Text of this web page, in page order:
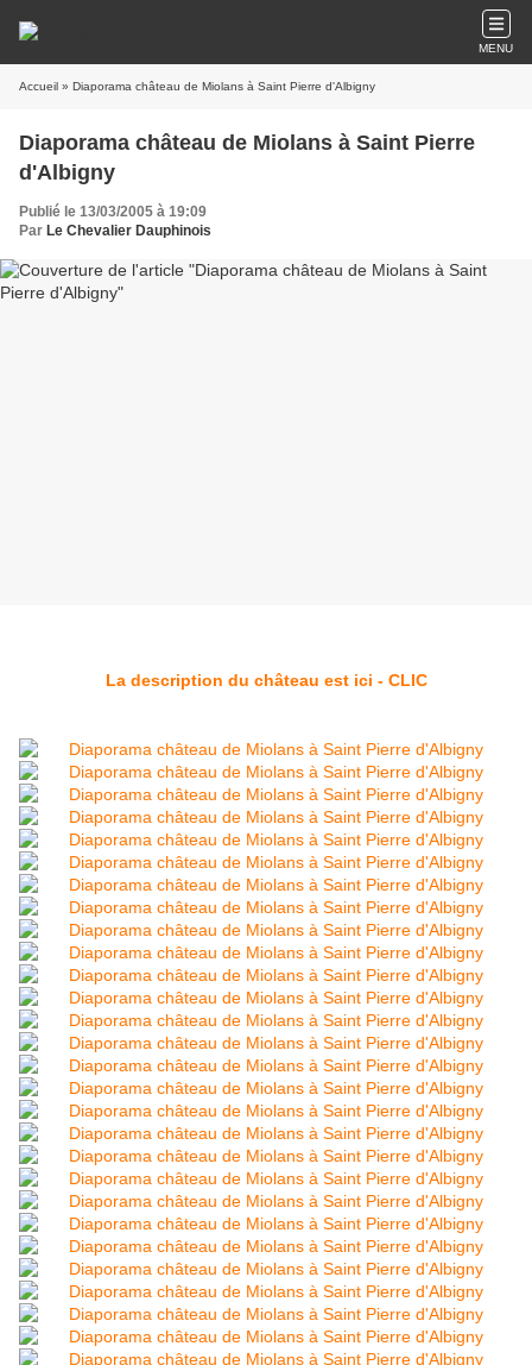
MENU
Accueil » Diaporama château de Miolans à Saint Pierre d'Albigny
Diaporama château de Miolans à Saint Pierre
d'Albigny
Publié le 13/03/2005 à 19:09
Par Le Chevalier Dauphinois
La description du château est ici - CLIC